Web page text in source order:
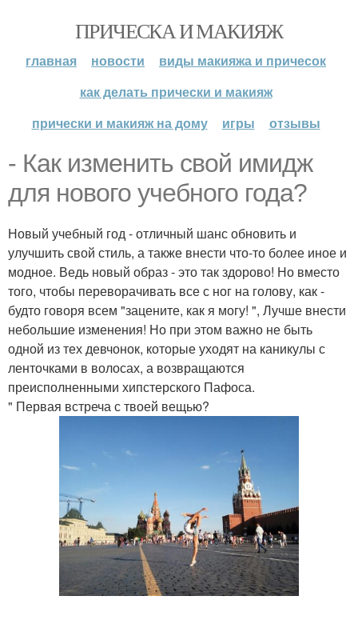
ПРИЧЕСКА И МАКИЯЖ
главная новости
виды макияжа и причесок
как делать прически и макияж
прически и макияж на дому
игры отзывы
- Как изменить свой имидж
для нового учебного года?
Новый учебный год - отличный шанс обновить и
улучшить свой стиль, а также внести что-то более иное и
модное. Ведь новый образ - это так здорово! Но вместо
того, чтобы переворачивать все с ног на голову, как -
будто говоря всем "зацените, как я могу! ", Лучше внести
небольшие изменения! Но при этом важно не быть
одной из тех девчонок, которые уходят на каникулы с
ленточками в волосах, а возвращаются
преисполненными хипстерского Пафоса.
" Первая встреча с твоей вещью?